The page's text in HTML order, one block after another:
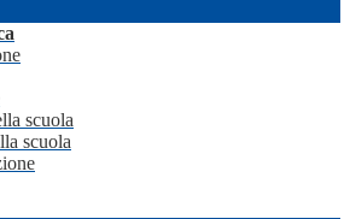
scuola
scuola